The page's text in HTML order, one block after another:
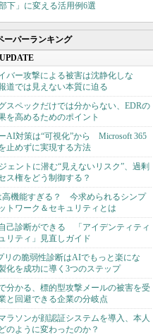
下」に変える活用例6選
ーパーランキング
バー攻撃による被害は沈静化しな
では見えない本質に迫る
スペックだけでは分からない、EDRの
を高めるためのポイント
AI対策は“可視化”から Microsoft 365
止めずに実現する方法
ェントに潜む“見えないリスク”、過剰
ス権をどう制御する？
高機能すぎる？ 今求められるシンプ
トワーク＆セキュリティとは
己診断ができる 「アイデンティティ
リティ」見直しガイド
リの脆弱性診断はAIでもっと楽にな
を成功に導く3つのステップ
分かる、標的型攻撃メールの被害を受
と回避できる企業の分岐点
ラソンが顔認証システムを導入、本人
のように変わったのか？